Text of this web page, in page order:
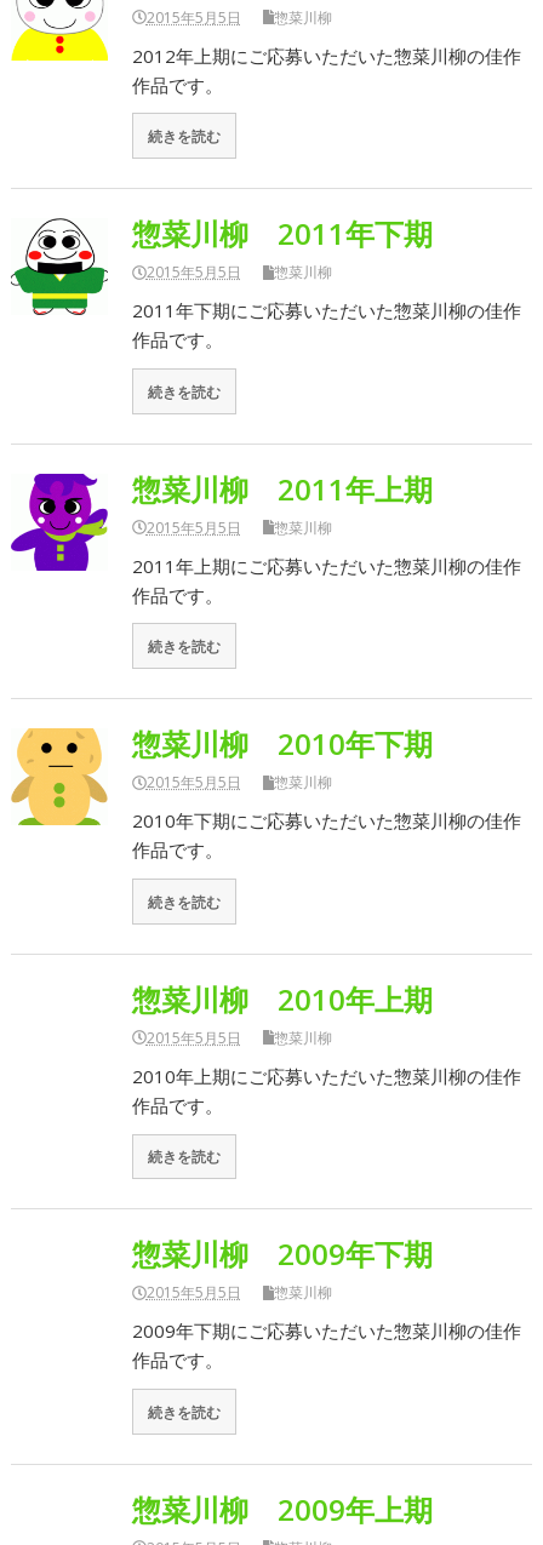
2015年5月5日 惣菜川柳
2012年上期にご応募いただいた惣菜川柳の佳作
作品です。
続きを読む
惣菜川柳 2011年下期
2015年5月5日 惣菜川柳
2011年下期にご応募いただいた惣菜川柳の佳作
作品です。
続きを読む
惣菜川柳 2011年上期
2015年5月5日 惣菜川柳
2011年上期にご応募いただいた惣菜川柳の佳作
作品です。
続きを読む
惣菜川柳 2010年下期
2015年5月5日 惣菜川柳
2010年下期にご応募いただいた惣菜川柳の佳作
作品です。
続きを読む
惣菜川柳 2010年上期
2015年5月5日 惣菜川柳
2010年上期にご応募いただいた惣菜川柳の佳作
作品です。
続きを読む
惣菜川柳 2009年下期
2015年5月5日 惣菜川柳
2009年下期にご応募いただいた惣菜川柳の佳作
作品です。
続きを読む
惣菜川柳 2009年上期